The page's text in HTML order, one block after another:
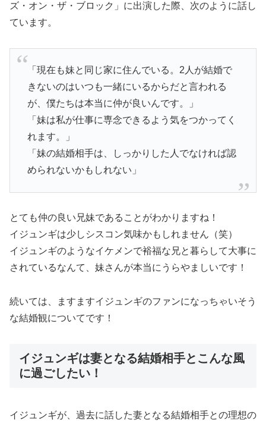
ズ・オン・ザ・ブロック」に出演した際、次のように話し
ています。
「現在も妹と同じ家に住んでいる。2人が結婚で
きないのはいつも一緒にいるからだと言われる
が、僕たちは本当に仲が良いんです。」
「妹は私が仕事に専念できるよう気をつかってく
れます。」
「妹の結婚相手は、しっかりした人でなければ認
められないかもしれない」
とても仲の良い兄妹であることがわかりますね！
イジュンギは少しシスコン気味かもしれません（笑）
イジュンギのようなイケメンで裕福な兄と暮らして大事に
されているなんて、妹さんが本当にうらやましいです！
続いては、ますますイジュンギのファンになっちゃいそう
な結婚観についてです！
イジュンギは妻となる結婚相手とこんな風
に過ごしたい！
イジュンギが、過去に話した妻となる結婚相手との理想の